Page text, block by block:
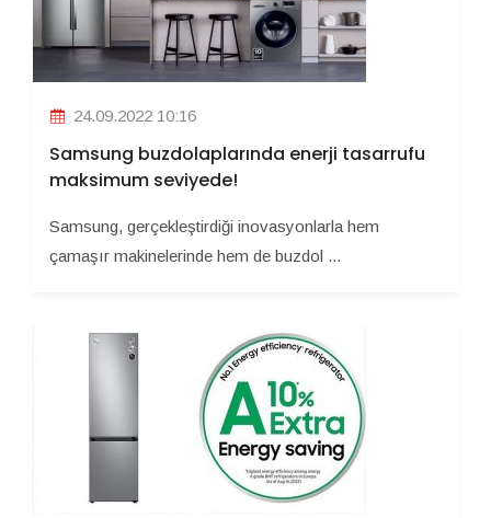
24.09.2022 10:16
Samsung buzdolaplarında enerji tasarrufu
maksimum seviyede!
Samsung, gerçekleştirdiği inovasyonlarla hem
çamaşır makinelerinde hem de buzdol ...